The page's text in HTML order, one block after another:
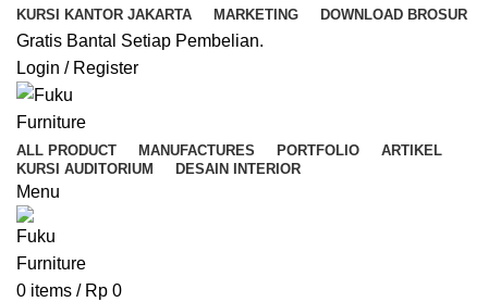
KURSI KANTOR JAKARTA MARKETING DOWNLOAD BROSUR
Gratis Bantal Setiap Pembelian.
Login / Register
ALL PRODUCT MANUFACTURES PORTFOLIO
ARTIKEL
KURSI AUDITORIUM
DESAIN INTERIOR
Menu
0 items / Rp 0